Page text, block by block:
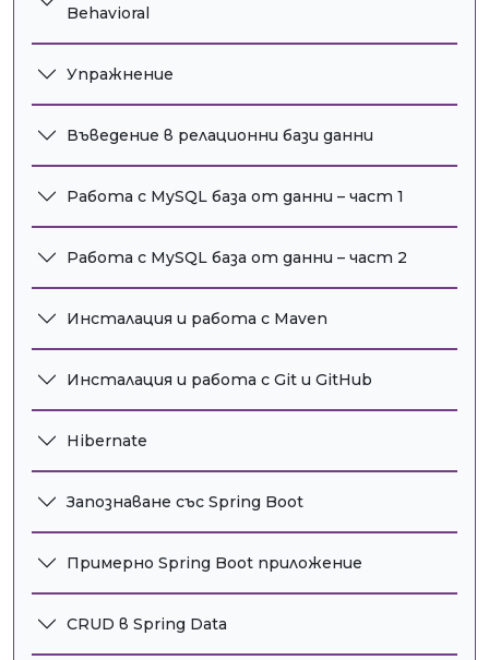
Behavioral
Упражнение
Въведение в релационни бази данни
Работа с MySQL база от данни – част 1
Работа с MySQL база от данни – част 2
Инсталация и работа с Maven
Инсталация и работа с Git и GitHub
Hibernate
Запознаване със Spring Boot
Примерно Spring Boot приложение
CRUD в Spring Data